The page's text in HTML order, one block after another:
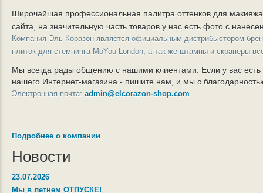
Широчайшая профессиональная палитра оттенков для
сайта, на значительную часть товаров у нас есть фото с
Компания Эль Коразон является официальным дистрибьютором
плиток для стемпинга MoYou London, а так же штампы и скраперы
Мы всегда рады общению с нашими клиентами. Если у вас
нашего Интернет-магазина - пишите нам, и мы с
Электронная почта: admin@elcorazon-shop.com
Подробнее о компании
Новости
23.07.2026
Мы в летнем ОТПУСКЕ!